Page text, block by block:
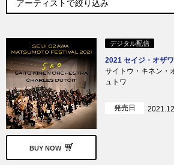
BUY NOW
デジタル配信
2021 セイジ・オザ
サイトウ・キネン・
ュトワ
発売日